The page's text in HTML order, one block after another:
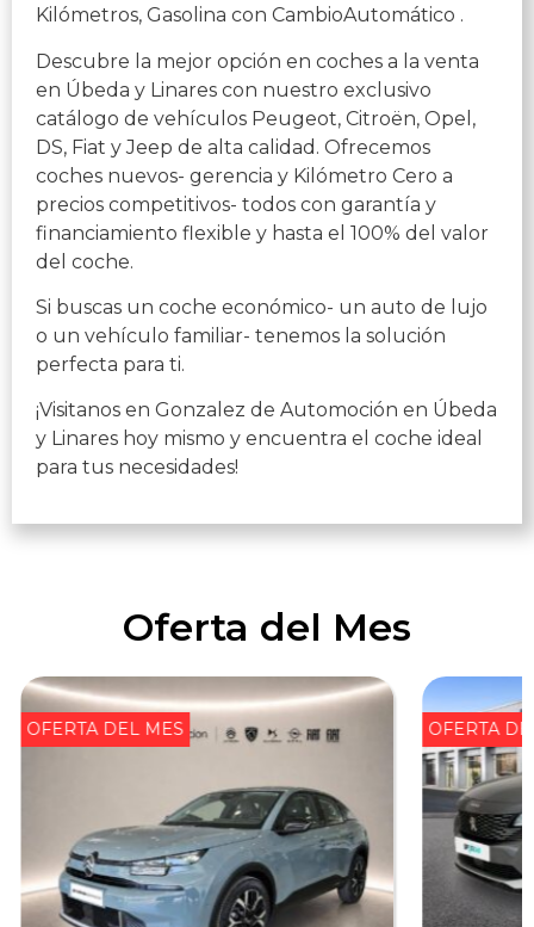
Kilómetros, Gasolina con CambioAutomático .
Descubre la mejor opción en coches a la venta
en Úbeda y Linares con nuestro exclusivo
catálogo de vehículos Peugeot, Citroën, Opel,
DS, Fiat y Jeep de alta calidad. Ofrecemos
coches nuevos- gerencia y Kilómetro Cero a
precios competitivos- todos con garantía y
financiamiento flexible y hasta el 100% del valor
del coche.
Si buscas un coche económico- un auto de lujo
o un vehículo familiar- tenemos la solución
perfecta para ti.
¡Visitanos en Gonzalez de Automoción en Úbeda
y Linares hoy mismo y encuentra el coche ideal
para tus necesidades!
Oferta del Mes
OFERTA DEL MES OFERTA